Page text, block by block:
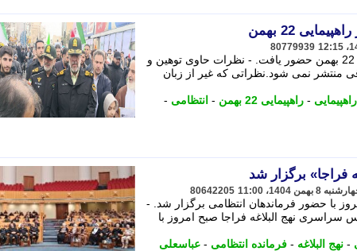
22 بهمن
80779939
فرمانده انتظامی پایتخت در راهپیمایی باشکوه 22 بهمن حضور یافت. - نظرات حاوی توهین و
منتشر نمی شود.نظراتی که غیر از زبان
راهپیمایی - راهپیمایی 22 بهمن - انتظامی -
فراجا» برگزار شد
80642205
با حضور فرماندهان انتظامی برگزار شد. -
سراسری نهج البلاغه فراجا صبح امروز با
- نهج البلاغه - فرمانده انتظامی - عباسعلی